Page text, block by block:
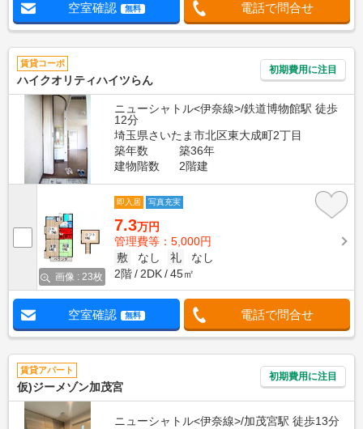
空室確認 無料 電話で問合せ
賃貸コーポ
ハイクオリティハイツらん
初期費用に注目
ニューシャトル<伊奈線>/鉄道博物館駅 徒歩
12分
埼玉県さいたま市北区東大成町2丁目
築年数
築36年
建物階数
2階建
画像 : 23枚
即入居 写真充実
7.3万円
管理費等：5,000円
敷
なし 礼
なし
2階
2DK 45㎡
空室確認 無料 電話で問合せ
賃貸アパート
仮)ジーメゾン加茂宮
初期費用に注目
ニューシャトル<伊奈線>/加茂宮駅 徒歩13分